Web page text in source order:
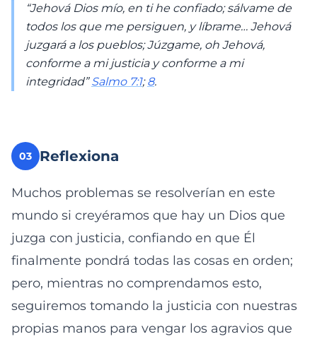
“Jehová Dios mío, en ti he confiado; sálvame de
todos los que me persiguen, y líbrame… Jehová
juzgará a los pueblos; Júzgame, oh Jehová,
conforme a mi justicia y conforme a mi
integridad”Salmo 7:1;8.
03 Reflexiona
Muchos problemas se resolverían en este
mundo si creyéramos que hay un Dios que
juzga con justicia, confiando en que Él
finalmente pondrá todas las cosas en orden;
pero, mientras no comprendamos esto,
seguiremos tomando la justicia con nuestras
propias manos para vengar los agravios que